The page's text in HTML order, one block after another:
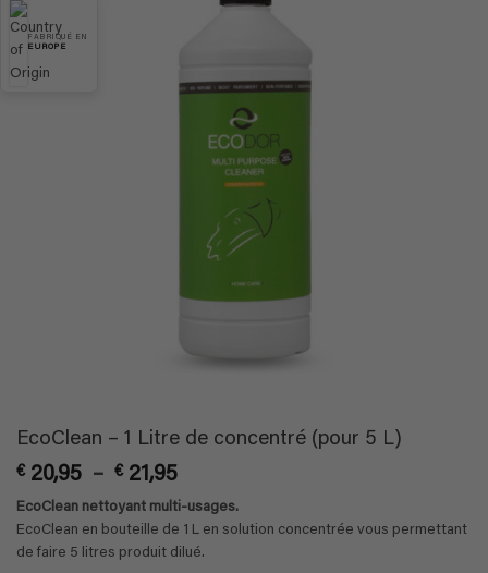
FABRIQUÉ EN
EUROPE
EcoClean – 1 Litre de concentré (pour 5 L)
€20,95 – €21,95Plage
de
prix :
€ 20,95
à
EcoClean nettoyant multi-usages.
EcoClean en bouteille de 1 L en solution concentrée vous permettant
de faire 5 litres produit dilué.